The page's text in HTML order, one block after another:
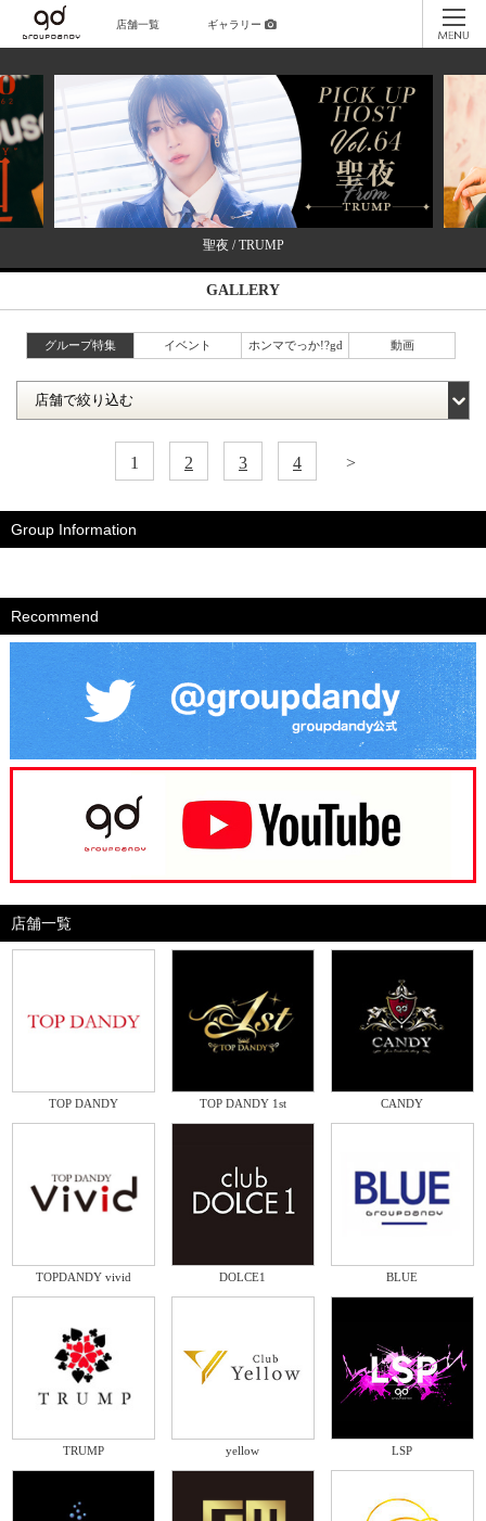
店舗一覧 ギャラリー
聖夜 / TRUMP
GALLERY
グループ特集 イベント ホンマでっか!?gd 動画
1 2 3 4 >
Group Information
Recommend
店舗一覧
TOP DANDY TOP DANDY 1st CANDY
TOPDANDY vivid DOLCE1 BLUE
TRUMP yellow LSP